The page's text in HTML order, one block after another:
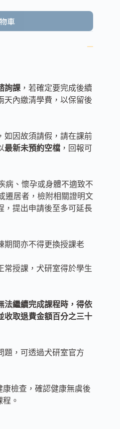
車
詢課 ，若確定要完成後續
天內繳清學費，以保留後
如因故須請假，請在課前
最新未預約空檔 ，回報可
病、懷孕或身體不適致不
遷居者，檢附相關證明文
，提出申請後至多可延長
期間亦不得更換授課老
常授課，犬研室得於學生
法繼續完成課程時，得依
收取退費金額百分之三十
題，可透過犬研室官方
檢查，確認健康無虞後
。